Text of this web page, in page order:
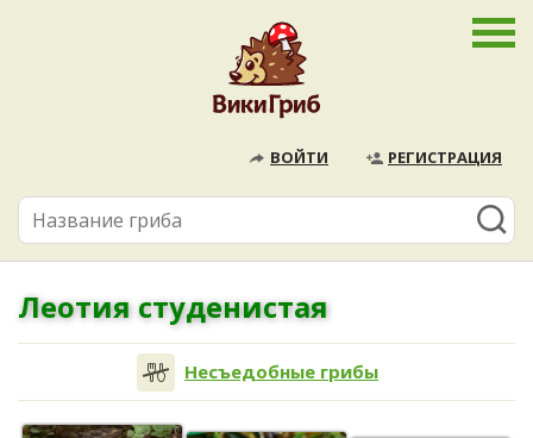
ВОЙТИ РЕГИСТРАЦИЯ
Леотия студенистая
Несъедобные грибы